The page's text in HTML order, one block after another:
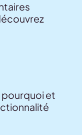
pourquoi et